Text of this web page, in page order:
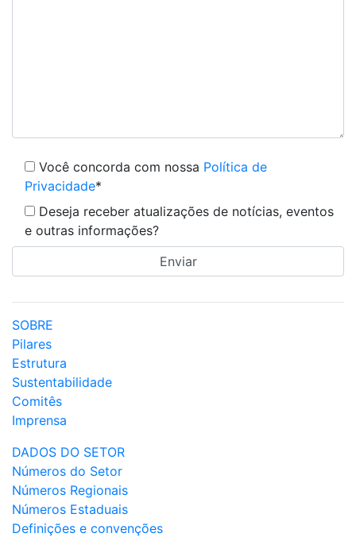
Você concorda com nossa Política de
Privacidade*
Deseja receber atualizações de notícias, eventos
e outras informações?
SOBRE
Pilares
Estrutura
Sustentabilidade
Comitês
Imprensa
DADOS DO SETOR
Números do Setor
Números Regionais
Números Estaduais
Definições e convenções